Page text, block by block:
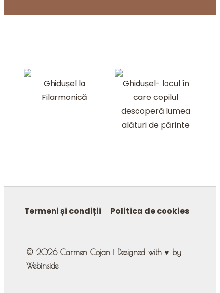
POST
NAVIGATION
Ghidușel la
Filarmonică
Ghidușel- locul în
care copilul
descoperă lumea
alături de părinte
MENIU
Termeni și condiții Politica de cookies
© 2026 Carmen Cojan
Designed with ♥ by
Webinside